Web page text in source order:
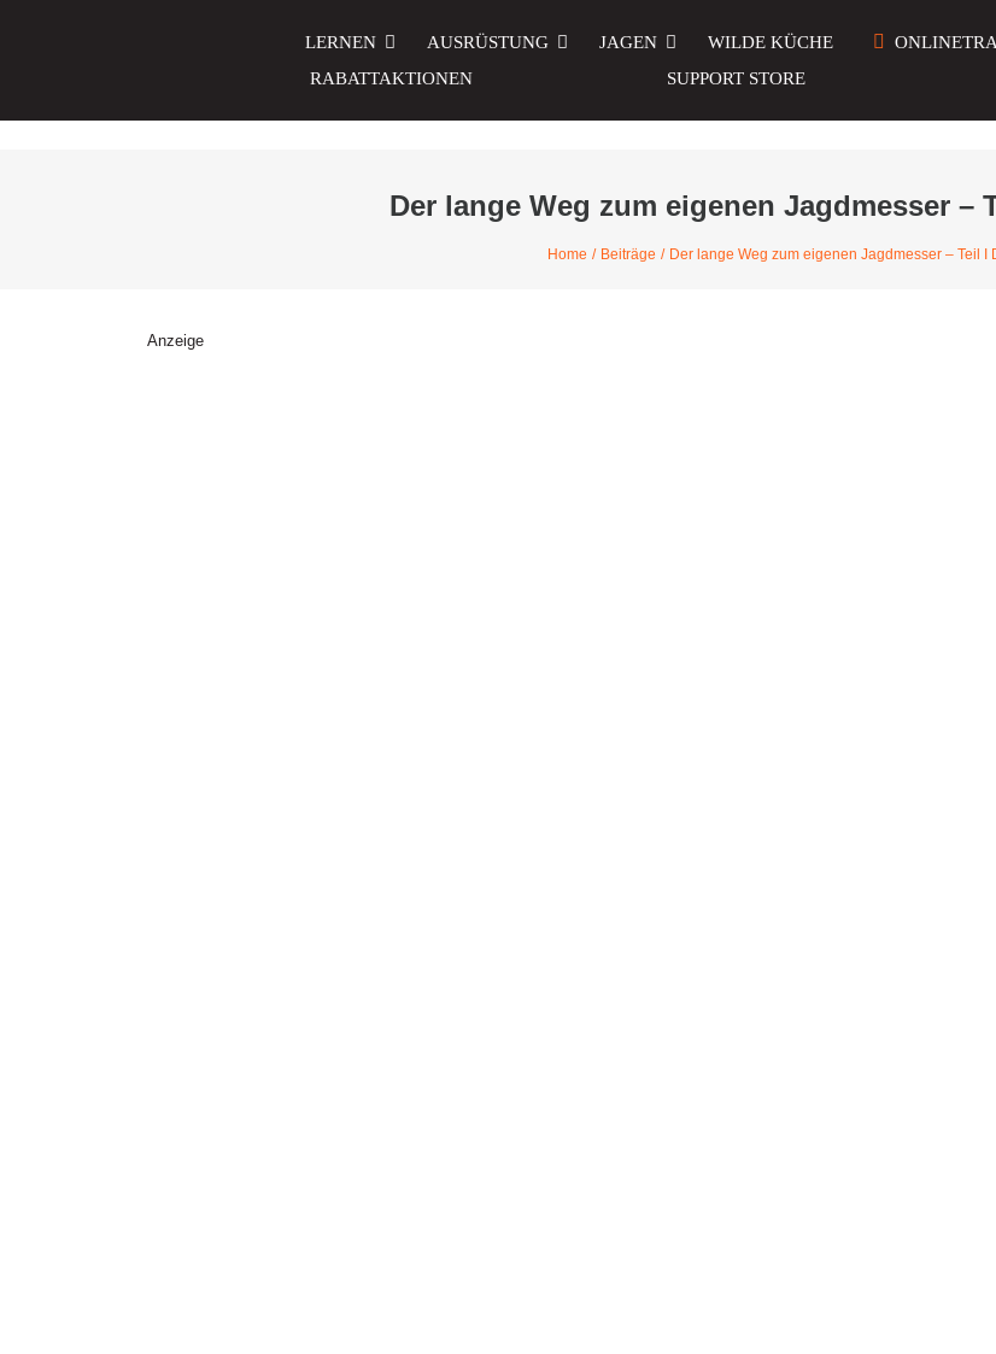
LERNEN AUSRÜSTUNG JAGEN WILDE KÜCHE
RABATTAKTIONEN
SUPPORT STORE
Der lange Weg zum eigenen Jagdmesser –
Home Beiträge Der lange Weg zum eigenen Jagdmesser – Teil I
Anzeige